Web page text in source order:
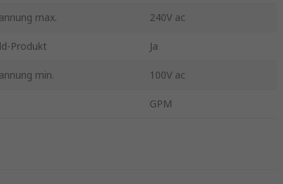
max. 240V ac
Produkt Ja
min. 100V ac
GPM